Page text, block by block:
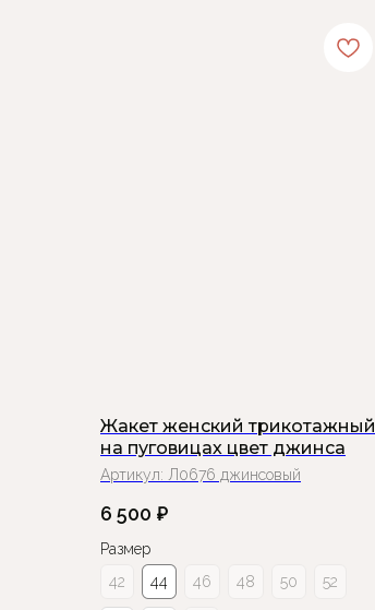
Жакет женский трикотажный
на пуговицах цвет джинса
Артикул: Л0676 джинсовый
6 500 ₽
Размер
42
44 46 48 50 52